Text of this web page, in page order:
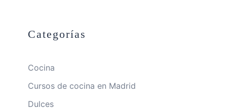
Categorías
Cocina
Cursos de cocina en Madrid
Dulces